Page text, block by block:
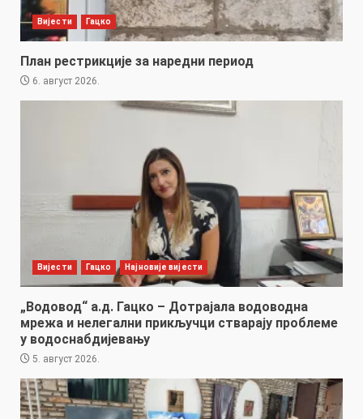
Вијести Гацко
План рестрикције за наредни период
6. август 2026.
Вијести Гацко Најновије вијести
„Водовод“ а.д. Гацко – Дотрајала водоводна
мрежа и нелегални прикључци стварају проблеме
у водоснабдијевању
5. август 2026.